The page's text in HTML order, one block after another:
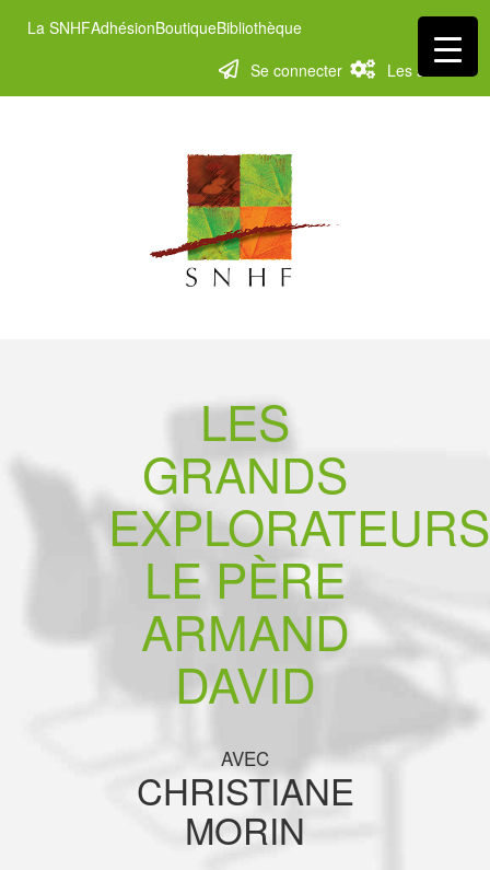
La SNHFAdhésionBoutiqueBibliothèque
Se connecter
Les services
LES
GRANDS
LE PÈRE
ARMAND
DAVID
AVEC
CHRISTIANE
MORIN